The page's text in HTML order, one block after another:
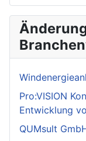
Pro:VISION
Entwicklung
QUMsult